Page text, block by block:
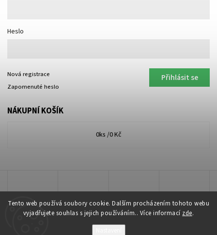
Tento web používá soubory cookie. Dalším procházením tohoto webu
vyjadřujete souhlas s jejich používáním.. Více informací zde.
Heslo
Přihlásit se
Nová registrace
Zapomenuté heslo
NÁKUPNÍ KOŠÍK
0ks /0 Kč